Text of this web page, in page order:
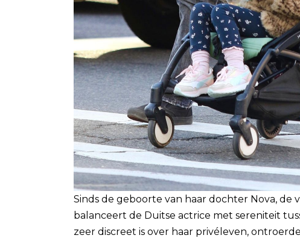
Sinds de geboorte van haar dochter Nova,
balanceert de Duitse actrice met sereniteit
zeer discreet is over haar privéleven,